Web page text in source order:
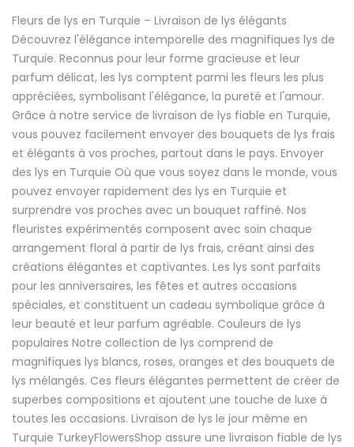
Fleurs de lys en Turquie – Livraison de lys élégants
Découvrez l'élégance intemporelle des magnifiques lys de
Turquie. Reconnus pour leur forme gracieuse et leur
parfum délicat, les lys comptent parmi les fleurs les plus
appréciées, symbolisant l'élégance, la pureté et l'amour.
Grâce à notre service de livraison de lys fiable en Turquie,
vous pouvez facilement envoyer des bouquets de lys frais
et élégants à vos proches, partout dans le pays. Envoyer
des lys en Turquie Où que vous soyez dans le monde, vous
pouvez envoyer rapidement des lys en Turquie et
surprendre vos proches avec un bouquet raffiné. Nos
fleuristes expérimentés composent avec soin chaque
arrangement floral à partir de lys frais, créant ainsi des
créations élégantes et captivantes. Les lys sont parfaits
pour les anniversaires, les fêtes et autres occasions
spéciales, et constituent un cadeau symbolique grâce à
leur beauté et leur parfum agréable. Couleurs de lys
populaires Notre collection de lys comprend de
magnifiques lys blancs, roses, oranges et des bouquets de
lys mélangés. Ces fleurs élégantes permettent de créer de
superbes compositions et ajoutent une touche de luxe à
toutes les occasions. Livraison de lys le jour même en
Turquie TurkeyFlowersShop assure une livraison fiable de lys